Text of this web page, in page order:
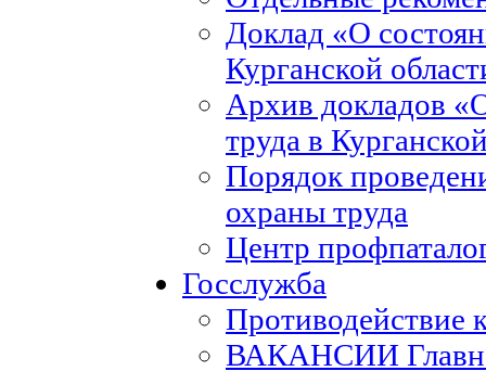
Доклад «О
Курганской
Архив докладов
труда в
Порядок
охраны труда
Центр
Госслужба
Противодействие
ВАКАНСИИ